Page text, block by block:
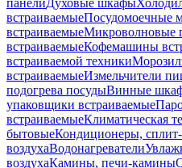
панелиДуховые шкафы
встраиваемыеПосудомоечные
встраиваемыеМикроволновые
встраиваемыеКофемашины
встраиваемой техники
встраиваемыеИзмельчители
подогрева посудыВинные
упаковщики встраиваемые
встраиваемыеКлиматическая
бытовыеКондиционеры,
воздухаВодонагреватели
воздухаКамины, печи-камины